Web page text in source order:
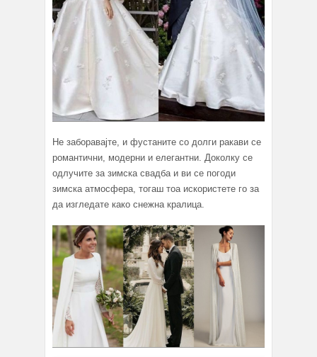
Не заборавајте, и фустаните со долги ракави се
романтични, модерни и елегантни. Доколку се
одлучите за зимска свадба и ви се погоди
зимска атмосфера, тогаш тоа искористете го за
да изгледате како снежна кралица.